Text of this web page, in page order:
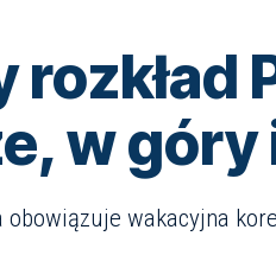
rozkład
w góry
obowiązuje wakacyjna